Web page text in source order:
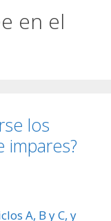
en el
los
impares?